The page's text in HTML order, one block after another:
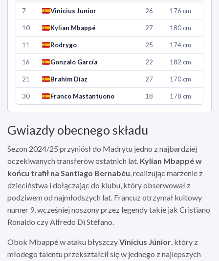
7 Vinicius Junior 26 176 cm
10 Kylian Mbappé 27 180 cm
11 Rodrygo 25 174 cm
16 Gonzalo García 22 182 cm
21 Brahim Díaz 27 170 cm
30 Franco Mastantuono 18 178 cm
Gwiazdy obecnego składu
Sezon 2024/25 przyniósł do Madrytu jedno z najbardziej
oczekiwanych transferów ostatnich lat. Kylian Mbappé w
końcu trafił na Santiago Bernabéu, realizując marzenie z
dzieciństwa i dołączając do klubu, który obserwował z
podziwem od najmłodszych lat. Francuz otrzymał kultowy
numer 9, wcześniej noszony przez legendy takie jak Cristiano
Ronaldo czy Alfredo Di Stéfano.
Obok Mbappé w ataku błyszczyVinícius Júnior, który z
młodego talentu przekształcił się w jednego z najlepszych